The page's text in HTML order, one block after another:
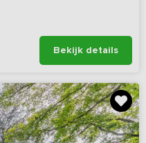
Bekijk details